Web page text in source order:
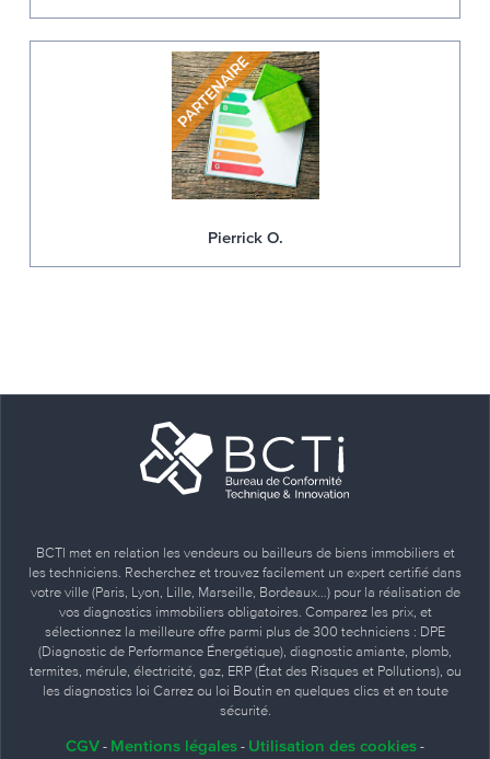
Pierrick O.
BCTI met en relation les vendeurs ou bailleurs de biens immobiliers et
les techniciens. Recherchez et trouvez facilement un expert certifié dans
votre ville (Paris, Lyon, Lille, Marseille, Bordeaux…) pour la réalisation de
vos diagnostics immobiliers obligatoires. Comparez les prix, et
sélectionnez la meilleure offre parmi plus de 300 techniciens : DPE
(Diagnostic de Performance Énergétique), diagnostic amiante, plomb,
termites, mérule, électricité, gaz, ERP (État des Risques et Pollutions), ou
les diagnostics loi Carrez ou loi Boutin en quelques clics et en toute
sécurité.
CGV - Mentions légales - Utilisation des cookies -